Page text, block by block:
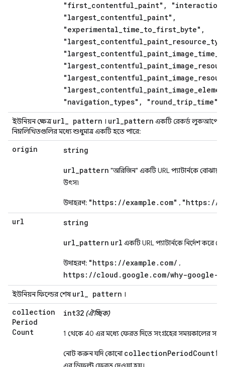
"first_contentful_paint",
"largest_contentful_paint",
"experimental_time_to_first_byte",
"navigation_types", "round_trip_time"]
ইউনিয়ন ক্ষেত্রurl_ pattern । url_pattern একটি রেকর্ড লুকআপের
নিম্নলিখিতগুলির মধ্যে শুধুমাত্র একটি হতে পারে:
origin string
url_pattern "অরিজিন" একটি URL প্যাটার্নকে বোঝায়
উৎস৷
উদাহরণ: "https://example.com" , "https://
url
string
url_pattern url একটি URL প্যাটার্নকে নির্দেশ করে
উদাহরণ: "https://example.com/ ,
https://cloud.google.com/why-google-
ইউনিয়ন ফিল্ডের শেষurl_ pattern ।
collection
Period
Count
int32 (ঐচ্ছিক)
1 থেকে 40 এর মধ্যে ফেরত দিতে সংগ্রহের সময়কালের
নোট করুন যদি কোনোcollectionPeriodCount